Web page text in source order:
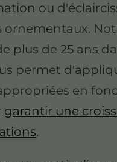
ou
ornementaux.
plus de 25 ans
permet
en
garantir une
.